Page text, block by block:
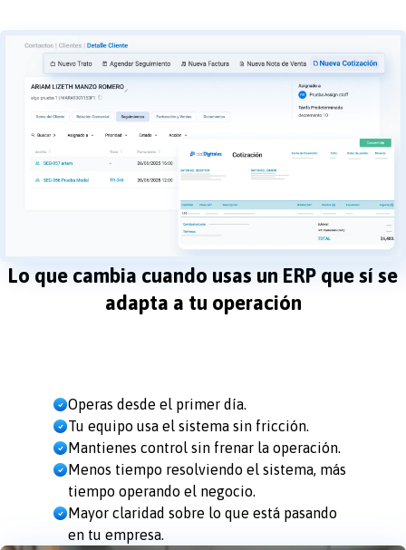
Lo que cambia cuando usas un ERP que sí se
adapta a tu operación
Operas desde el primer día.
Tu equipo usa el sistema sin fricción.
Mantienes control sin frenar la operación.
Menos tiempo resolviendo el sistema, más
tiempo operando el negocio.
Mayor claridad sobre lo que está pasando
en tu empresa.